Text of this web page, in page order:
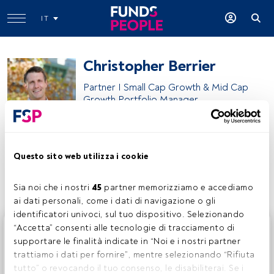
Questo sito web utilizza i cookie
Sia noi che i nostri 45 partner memorizziamo e accediamo
ai dati personali, come i dati di navigazione o gli
identificatori univoci, sul tuo dispositivo. Selezionando
“Accetta” consenti alle tecnologie di tracciamento di
supportare le finalità indicate in “Noi e i nostri partner
trattiamo i dati per fornire”, mentre selezionando “Rifiuta
tutto” o revocando il tuo consenso, le disabiliterai. Se i
IT
Christopher Berrier
Partner I Small Cap Growth & Mid Cap
Growth Portfolio Manager
Condividi:
Questo è un articolo riservato agli utenti FundsPeople. Se
sei già registrato, accedi tramite il pulsante Login. Se non
hai ancora un account, ti invitiamo a registrarti per scoprire
tutti i contenuti che FundsPeople ha da offrire.